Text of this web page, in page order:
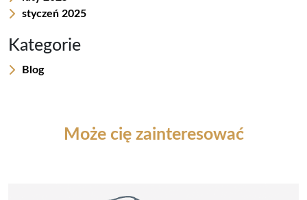
styczeń 2025
Kategorie
Blog
Może cię zainteresować